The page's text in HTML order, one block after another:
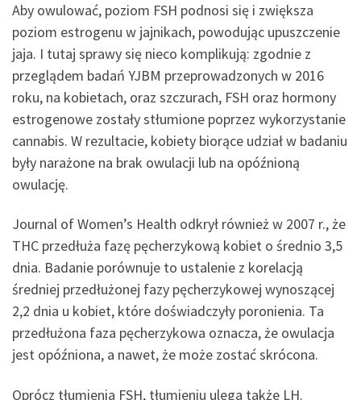
Aby owulować, poziom FSH podnosi się i zwiększa
poziom estrogenu w jajnikach, powodując upuszczenie
jaja. I tutaj sprawy się nieco komplikują: zgodnie z
przeglądem badań YJBM przeprowadzonych w 2016
roku, na kobietach, oraz szczurach, FSH oraz hormony
estrogenowe zostały stłumione poprzez wykorzystanie
cannabis. W rezultacie, kobiety biorące udział w badaniu
były narażone na brak owulacji lub na opóźnioną
owulację.
Journal of Women’s Health odkrył również w 2007 r., że
THC przedłuża fazę pęcherzykową kobiet o średnio 3,5
dnia. Badanie porównuje to ustalenie z korelacją
średniej przedłużonej fazy pęcherzykowej wynoszącej
2,2 dnia u kobiet, które doświadczyły poronienia. Ta
przedłużona faza pęcherzykowa oznacza, że ​​owulacja
jest opóźniona, a nawet, że może zostać skrócona.
Oprócz tłumienia FSH, tłumieniu ulega także LH.